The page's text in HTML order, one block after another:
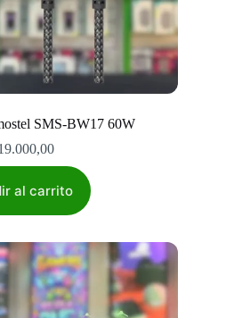
SMS-BW17 60W
al carrito